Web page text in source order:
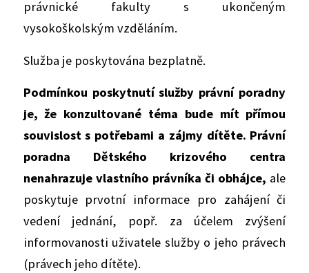
právnické fakulty s ukončeným
vysokoškolským vzděláním.
Služba je poskytována bezplatně.
Podmínkou poskytnutí služby právní poradny
je, že konzultované téma bude mít přímou
souvislost s potřebami a zájmy dítěte. Právní
poradna Dětského krizového centra
nenahrazuje vlastního právníka či obhájce, ale
poskytuje prvotní informace pro zahájení či
vedení jednání, popř. za účelem zvýšení
informovanosti uživatele služby o jeho právech
(právech jeho dítěte).